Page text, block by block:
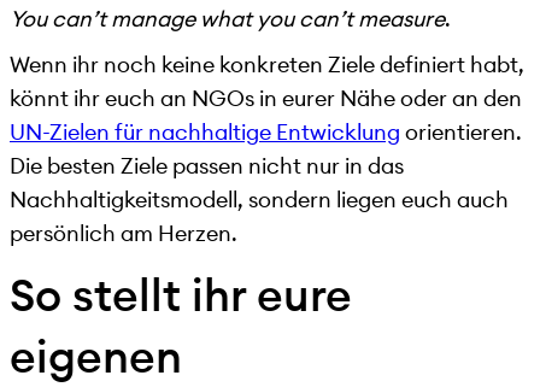
You can’t manage what you can’t measure.
Wenn ihr noch keine konkreten Ziele definiert habt,
könnt ihr euch an NGOs in eurer Nähe oder an den
UN-Zielen für nachhaltige Entwicklung orientieren.
Die besten Ziele passen nicht nur in das
Nachhaltigkeitsmodell, sondern liegen euch auch
persönlich am Herzen.
So stellt ihr eure
eigenen